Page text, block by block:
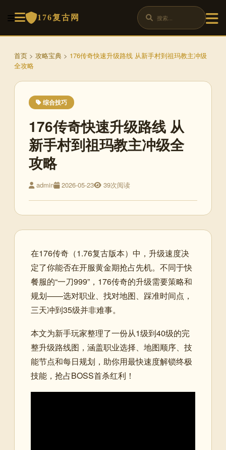
176复古网
首页 > 攻略宝典 > 176传奇快速升级路线 从新手村到祖玛教主冲级
全攻略
综合技巧
176传奇快速升级路线 从
新手村到祖玛教主冲级全
攻略
admin 2026-05-23 39次阅读
在176传奇（1.76复古版本）中，升级速度决
定了你能否在开服黄金期抢占先机。不同于快
餐服的“一刀999”，176传奇的升级需要策略和
规划——选对职业、找对地图、踩准时间点，
三天冲到35级并非难事。
本文为新手玩家整理了一份从1级到40级的完
整升级路线图，涵盖职业选择、地图顺序、技
能节点和每日规划，助你用最快速度解锁终极
技能，抢占BOSS首杀红利！